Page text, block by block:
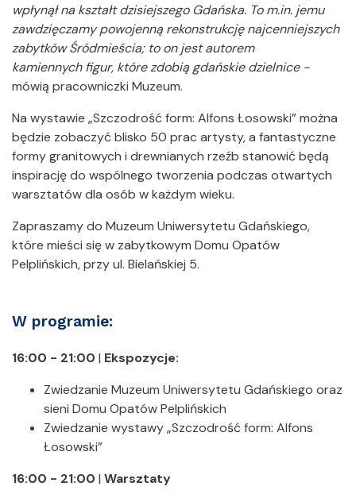
wpłynął na kształt dzisiejszego Gdańska. To m.in. jemu
zawdzięczamy powojenną rekonstrukcję najcenniejszych
zabytków Śródmieścia; to on jest autorem
kamiennych figur, które zdobią gdańskie dzielnice -
mówią pracowniczki Muzeum.
Na wystawie „Szczodrość form: Alfons Łosowski” można
będzie zobaczyć blisko 50 prac artysty, a fantastyczne
formy granitowych i drewnianych rzeźb stanowić będą
inspirację do wspólnego tworzenia podczas otwartych
warsztatów dla osób w każdym wieku.
Zapraszamy do Muzeum Uniwersytetu Gdańskiego,
które mieści się w zabytkowym Domu Opatów
Pelplińskich, przy ul. Bielańskiej 5.
W programie:
16:00 - 21:00 | Ekspozycje:
Zwiedzanie Muzeum Uniwersytetu Gdańskiego oraz
sieni Domu Opatów Pelplińskich
Zwiedzanie wystawy „Szczodrość form: Alfons
Łosowski”
16:00 - 21:00 | Warsztaty